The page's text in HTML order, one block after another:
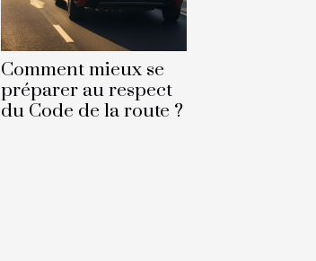
Comment mieux se
préparer au respect
du Code de la route ?